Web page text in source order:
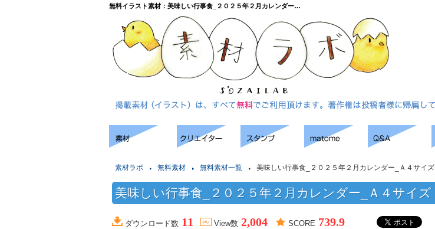
無料イラスト素材：美味しい行事食_２０２５年２月カレンダー…
素材ラボ 無料素材 無料素材一覧 美味しい行事食_２０２５年２月カレンダー_Ａ４サイズ
美味しい行事食_２０２５年２月カレンダー_Ａ４サイズ
ダウンロード数 11 View数 2,004 SCORE 739.9